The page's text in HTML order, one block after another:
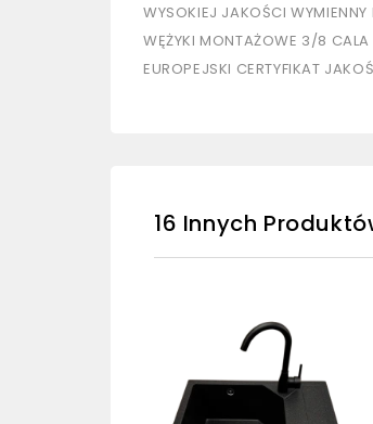
WYSOKIEJ JAKOŚCI WYMIENNY
WĘŻYKI MONTAŻOWE 3/8 CALA
EUROPEJSKI CERTYFIKAT
16 Innych